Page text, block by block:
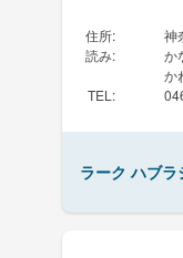
住所:
神
読み:
か
か
TEL :
ラーク ハブ